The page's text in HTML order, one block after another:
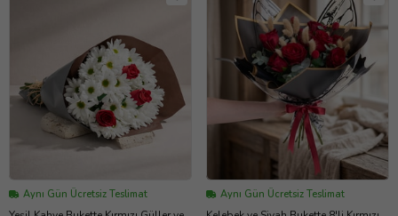
Aynı Gün Ücretsiz Teslimat Aynı Gün Ücretsiz Teslimat